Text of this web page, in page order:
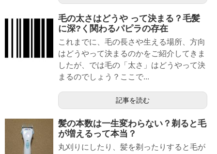
毛の太さはどうや って決まる？毛髪
に深?く関わるパピラの存在
これまでに、毛の長さや生える場所、方向
はどうやって決まるのかをご紹介してきま
したが、では毛の「太さ」はどうやって決
まるのでしょう？ここで...
記事を読む
髪の本数は一生変わらない？剃ると毛
が増えるって本当？
丸刈りにしたり、髪を剃ったりすると毛が